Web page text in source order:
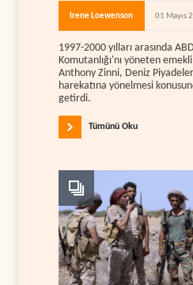
Irene Loewenson 01 Mayıs
1997-2000 yılları arasında
Komutanlığı'nı yöneten
Anthony Zinni, Deniz
harekatına yönelmesi
getirdi.
Tümünü Oku